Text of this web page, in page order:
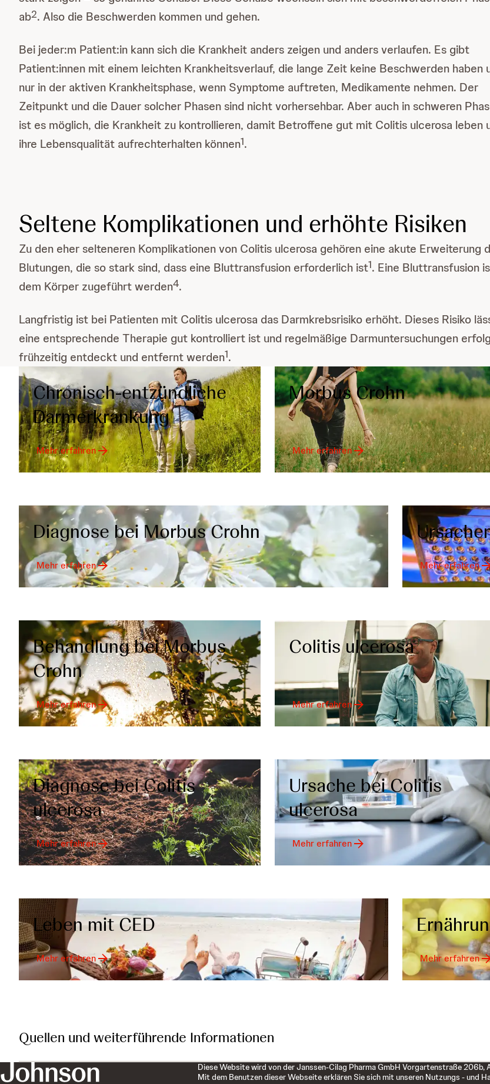
ab2. Also die Beschwerden kommen und gehen.
Bei jeder:m Patient:in kann sich die Krankheit anders zeigen und anders verlaufen. Es gibt
Patient:innen mit einem leichten Krankheitsverlauf, die lange Zeit keine Beschwerden haben
nur in der aktiven Krankheitsphase, wenn Symptome auftreten, Medikamente nehmen. Der
Zeitpunkt und die Dauer solcher Phasen sind nicht vorhersehbar. Aber auch in schweren
ist es möglich, die Krankheit zu kontrollieren, damit Betroffene gut mit Colitis ulcerosa leben
ihre Lebensqualität aufrechterhalten können1.
Seltene Komplikationen und erhöhte Risiken
Zu den eher selteneren Komplikationen von Colitis ulcerosa gehören eine akute Erweiterung
Blutungen, die so stark sind, dass eine Bluttransfusion erforderlich ist1. Eine Bluttransfusion
dem Körper zugeführt werden4.
Langfristig ist bei Patienten mit Colitis ulcerosa das Darmkrebsrisiko erhöht. Dieses Risiko
eine entsprechende Therapie gut kontrolliert ist und regelmäßige Darmuntersuchungen
frühzeitig entdeckt und entfernt werden1.
Chronisch-entzündliche
Darmerkrankung
Mehr erfahren
Morbus Crohn
Mehr erfahren
Diagnose bei Morbus Crohn
Mehr erfahren Mehr erfahren
Behandlung bei Morbus
Crohn
Mehr erfahren
Colitis ulcerosa
Mehr erfahren
Diagnose bei Colitis
ulcerosa
Mehr erfahren
Ursache bei Colitis
ulcerosa
Mehr erfahren
Leben mit CED
Mehr erfahren Mehr erfahren
Quellen und weiterführende Informationen
Diese Website wird von der Janssen-Cilag Pharma GmbH Vorgartenstraße
Mit dem Benutzen dieser Webseite erklären Sie sich mit unseren Nutzungs - und